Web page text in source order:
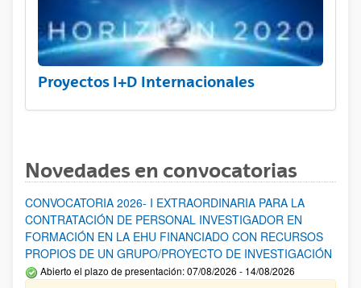
Proyectos I+D Internacionales
Novedades en convocatorias
CONVOCATORIA 2026- I EXTRAORDINARIA PARA LA
CONTRATACIÓN DE PERSONAL INVESTIGADOR EN
FORMACIÓN EN LA EHU FINANCIADO CON RECURSOS
PROPIOS DE UN GRUPO/PROYECTO DE INVESTIGACIÓN
Abierto el plazo de presentación: 07/08/2026 - 14/08/2026